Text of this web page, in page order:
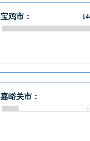
宝鸡市：
嘉峪关市：